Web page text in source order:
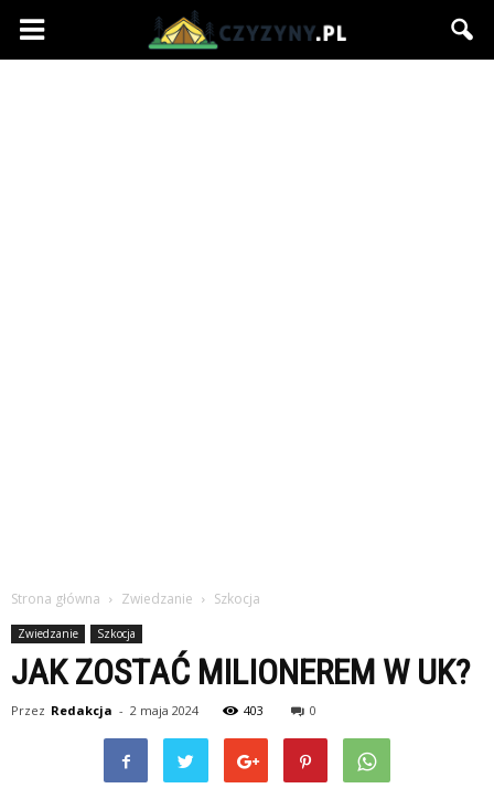
Czyzyny.pl
Strona główna Zwiedzanie Szkocja
Zwiedzanie Szkocja
JAK ZOSTAĆ MILIONEREM W UK?
Przez Redakcja - 2 maja 2024 403 0